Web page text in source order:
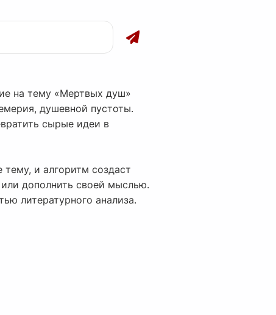
на тему «Мертвых душ»
душевной пустоты.
сырые идеи в
и алгоритм создаст
или дополнить своей мыслью.
литературного анализа.